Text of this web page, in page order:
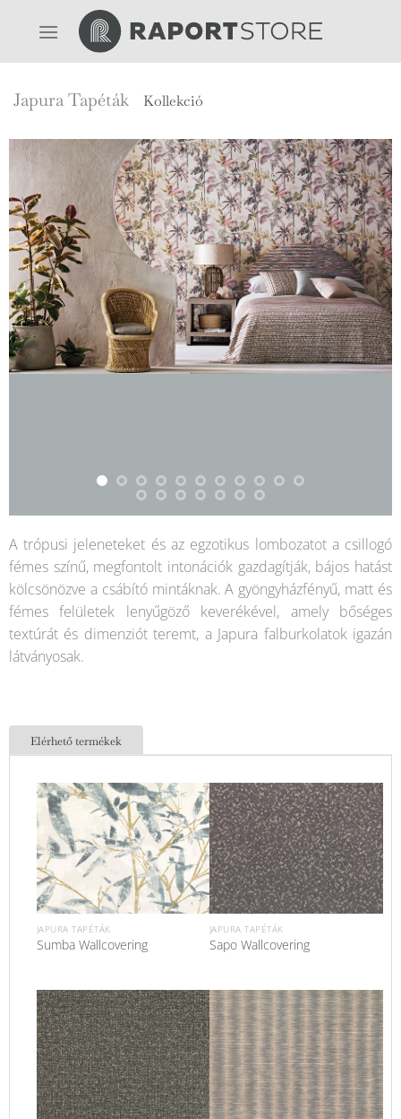
Japura Tapéták Kollekció
A trópusi jeleneteket és az egzotikus lombozatot a csillogó
fémes színű, megfontolt intonációk gazdagítják, bájos hatást
kölcsönözve a csábító mintáknak. A gyöngyházfényű, matt és
fémes felületek lenyűgöző keverékével, amely bőséges
textúrát és dimenziót teremt, a Japura falburkolatok igazán
látványosak.
Elérhető termékek
JAPURA TAPÉTÁK
Sumba Wallcovering
JAPURA TAPÉTÁK
Sapo Wallcovering